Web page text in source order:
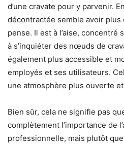
d’une cravate pour y parvenir.
décontractée semble avoir plus
pense. Il est à l’aise, concentré
à s’inquiéter des nœuds de
également plus accessible et
employés et ses utilisateurs.
une atmosphère plus ouverte
Bien sûr, cela ne signifie pas
complètement l’importance de
professionnelle, mais plutôt